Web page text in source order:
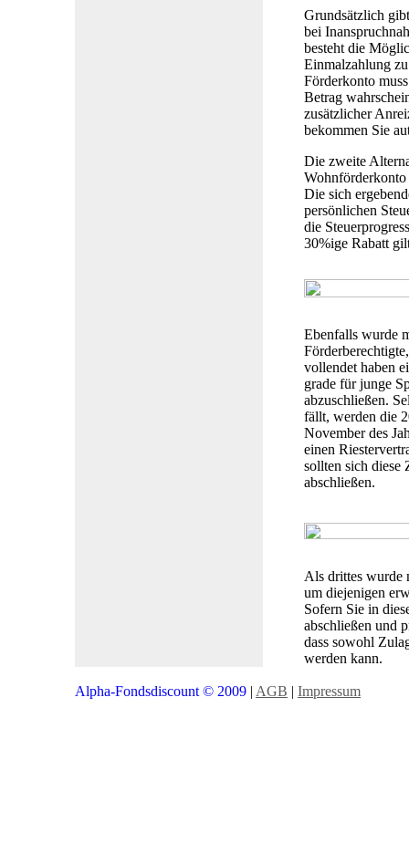
Grundsätzlich
bei
besteht die
Einmalzahlung
Förderkonto
Betrag
zusätzlicher
bekommen Sie
Die zweite
Die sich
persönlichen
die
30%ige Rabatt
Ebenfalls wurde
vollendet haben
grade für junge
abzuschließen.
fällt, werden die
November des
einen
sollten sich diese
abschließen.
Als drittes wurde
um diejenigen
Sofern Sie in
abschließen und
dass sowohl
werden kann.
Alpha-Fondsdiscount © 2009 | AGB | Impressum